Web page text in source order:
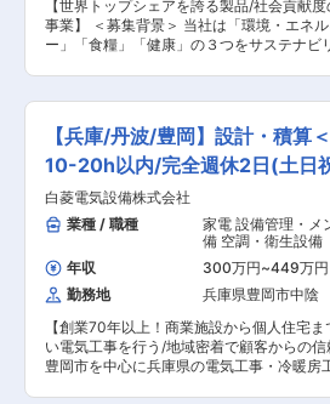
れは配送業務だけでなく、顧客の懐に入り
案を行う「営業力」を高く評価しているか
す。ノルマに追われる新規開拓ではなく、
客との深い信頼関係から売上を創る面白さ
代〜50代の3名です。変革期にあり、親会
のサポートを受けながら、新体制構築にお
ください。 ■当社について： 昭和61年の創業以
来、兵庫県下・京丹後エリアのスーパー・
店・外食店を中心に、食肉のスペシャリス
て地域に根差した企業運営を行っておりま
入販売部門のティ．ケイフーズサービス（
加工部門の兵庫ミートプロセッサー（株）
しており、食肉の仕入から商品への加工・
連携してお客さまのニーズにあった商品を
開発・提供しております。 変更の範囲：会社の定
める業務
【世界トップシェアを誇る製品/社会貢献
事業】 ＜募集背景＞ 当社は「環境・エネルギ
ー」「食糧」「健康」の３つをサステナビ
る太陽電池事業では、ヘテロ太陽電池の国
を拡大させると共に、「次世代型太陽電池
るペロブスカイト太陽電池の開発を進めて
す。当社の技術は世界的に高く評価されて
次世代太陽電池の開発は2022年3月NEDO
ンイノベーション基金事業に採択されてい
当社は、次世代太陽電池の量産技術開発を
るため、革新的なプロセス技術開発や量産
発を牽引できる人材を募集しております。
https://www.kaneka.co.jp/esg/strategy/
＜業務内容＞ 主に次世代太陽電池の量産プ
技術開発、量産装置開発業務をご担当いた
す。 ■具体的な業務内容 1)量産プロセスの
想、および最先端の知見や自身のアイデア
した要素技術の研究・開発を行う 2)技術検
を用いて、技術を検証する 3)量産装置の設
【兵庫/丹波/豊岡】設計・積算
10-20h以内/完全週休2日(土日
白菱電気設備株式会社
業種 / 職種
家電 設備管理・メ
備 空調・衛生設備
年収
300万円~449万円
勤務地
兵庫県豊岡市中陰
【創業70年以上！商業施設から個人住宅ま
い電気工事を行う/地域密着で顧客からの信
豊岡市を中心に兵庫県の電気工事・冷暖房